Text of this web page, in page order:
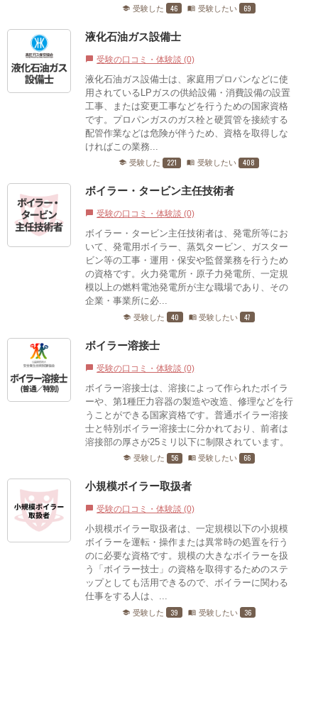
school 受験した 46 menu_book 受験したい 69
液化石油ガス設備士
chat_bubble 受験の口コミ・体験談 (0)
液化石油ガス設備士は、家庭用プロパンなどに使
用されているLPガスの供給設備・消費設備の設置
工事、または変更工事などを行うための国家資格
です。プロパンガスのガス栓と硬質管を接続する
配管作業などは危険が伴うため、資格を取得しな
ければこの業務...
school 受験した 221 menu_book 受験したい 408
ボイラー・タービン主任技術者
chat_bubble 受験の口コミ・体験談 (0)
ボイラー・タービン主任技術者は、発電所等にお
いて、発電用ボイラー、蒸気タービン、ガスター
ビン等の工事・運用・保安や監督業務を行うため
の資格です。火力発電所・原子力発電所、一定規
模以上の燃料電池発電所が主な職場であり、その
企業・事業所に必...
school 受験した 40 menu_book 受験したい 47
ボイラー溶接士
chat_bubble 受験の口コミ・体験談 (0)
ボイラー溶接士は、溶接によって作られたボイラ
ーや、第1種圧力容器の製造や改造、修理などを行
うことができる国家資格です。普通ボイラー溶接
士と特別ボイラー溶接士に分かれており、前者は
溶接部の厚さが25ミリ以下に制限されています。
school 受験した 56 menu_book 受験したい 66
小規模ボイラー取扱者
chat_bubble 受験の口コミ・体験談 (0)
小規模ボイラー取扱者は、一定規模以下の小規模
ボイラーを運転・操作または異常時の処置を行う
のに必要な資格です。規模の大きなボイラーを扱
う「ボイラー技士」の資格を取得するためのステ
ップとしても活用できるので、ボイラーに関わる
仕事をする人は、...
school 受験した 39 menu_book 受験したい 36